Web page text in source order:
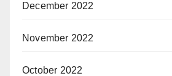
December 2022
November 2022
October 2022